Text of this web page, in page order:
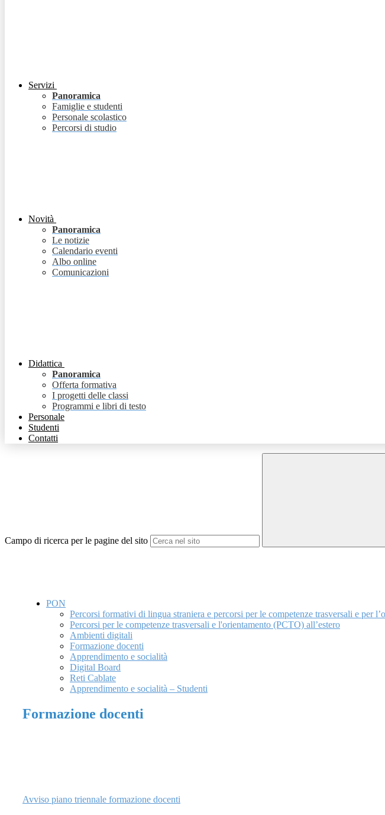
Servizi
Panoramica
Famiglie e studenti
Personale scolastico
Percorsi di studio
Novità
Panoramica
Le notizie
Calendario eventi
Albo online
Comunicazioni
Didattica
Panoramica
Offerta formativa
I progetti delle classi
Programmi e libri di testo
Personale
Studenti
Contatti
Campo di ricerca per le pagine del sito
PON
Percorsi formativi di lingua straniera e percorsi per le competenze trasversali e per
Percorsi per le competenze trasversali e l'orientamento (PCTO) all’estero
Ambienti digitali
Formazione docenti
Apprendimento e socialità
Digital Board
Reti Cablate
Apprendimento e socialità – Studenti
Formazione docenti
Avviso piano triennale formazione docenti